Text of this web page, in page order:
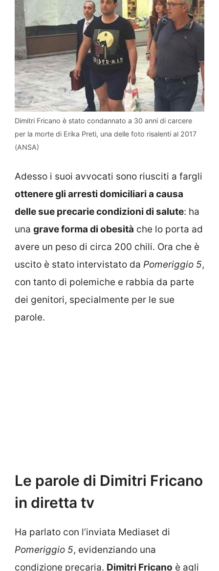
Dimitri Fricano è stato condannato a 30 anni di carcere
per la morte di Erika Preti, una delle foto risalenti al 2017
(ANSA)
Adesso i suoi avvocati sono riusciti a fargli
ottenere gli arresti domiciliari a causa
delle sue precarie condizioni di salute: ha
una grave forma di obesità che lo porta ad
avere un peso di circa 200 chili. Ora che è
uscito è stato intervistato da Pomeriggio 5,
con tanto di polemiche e rabbia da parte
dei genitori, specialmente per le sue
parole.
Le parole di Dimitri Fricano
in diretta tv
Ha parlato con l’inviata Mediaset di
Pomeriggio 5, evidenziando una
condizione precaria. Dimitri Fricano è agli